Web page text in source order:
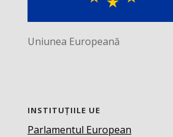
Uniunea Europeană
INSTITUȚIILE UE
Parlamentul European